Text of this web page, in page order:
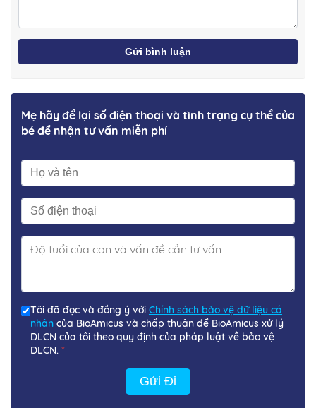
Gửi bình luận
Mẹ hãy để lại số điện thoại và tình trạng cụ thể của
bé để nhận tư vấn miễn phí
Tôi đã đọc và đồng ý với Chính sách bảo vệ dữ liệu cá
nhân của BioAmicus và chấp thuận để BioAmicus xử lý
DLCN của tôi theo quy định của pháp luật về bảo vệ
DLCN. *
Gửi Đi